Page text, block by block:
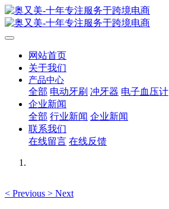
网站首页
关于我们
产品中心
全部 电动牙刷 冲牙器 电子血压计
企业新闻
全部 行业新闻 企业新闻
联系我们
在线留言 在线反馈
< Previous > Next